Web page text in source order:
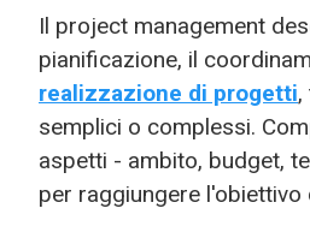
Il project management
pianificazione, il
realizzazione di progetti,
semplici o complessi.
aspetti - ambito, budget,
per raggiungere l'obiettivo